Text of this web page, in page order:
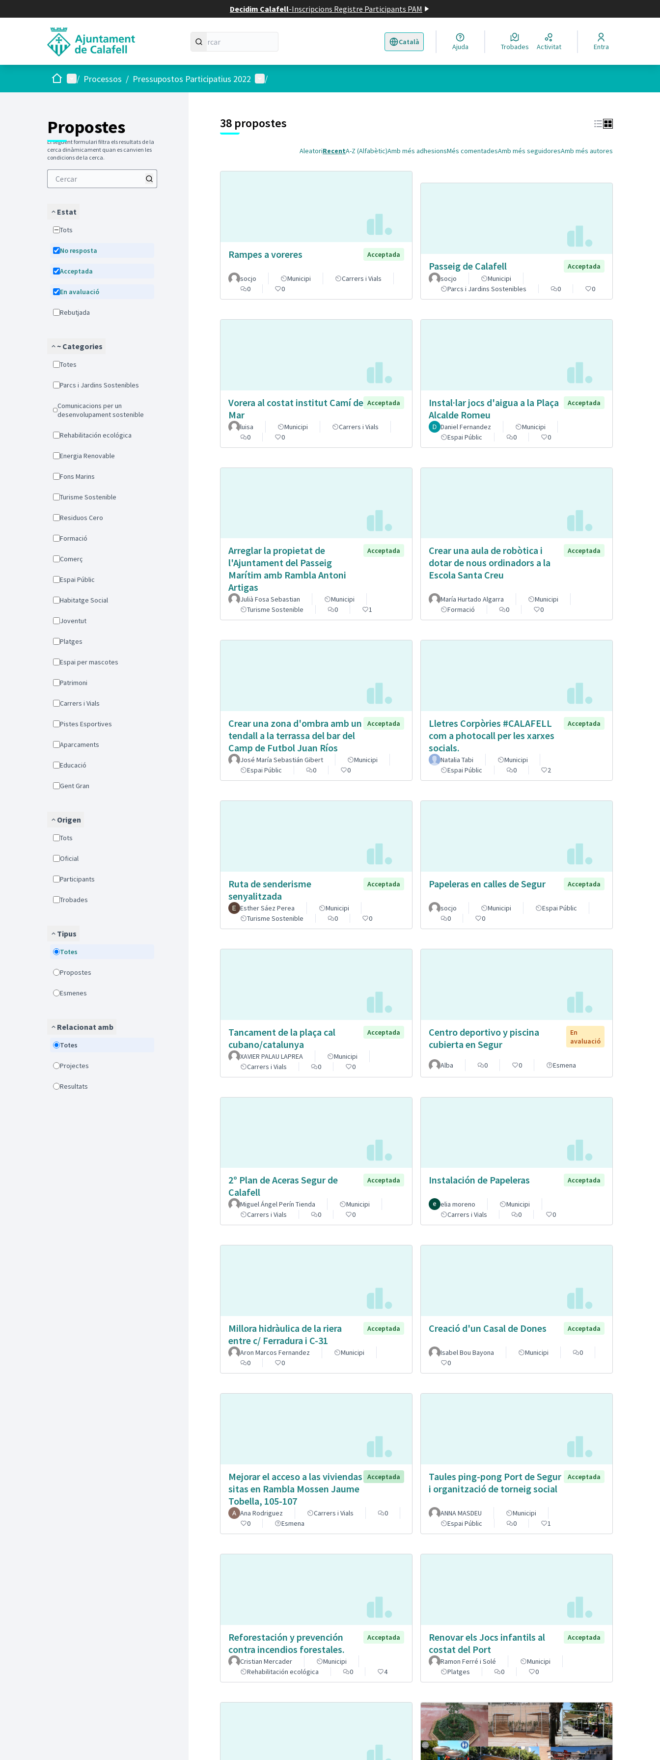
Decidim Calafell-Inscripcions Registre Participants PAM
Català
Triar la llengua Elegir el idioma
Ajuda Trobades Activitat Entra
Inici Menú principal
/ Processos / Pressupostos Participatius 2022 Menú d'usuari
/
Propostes
El següent formulari filtra els resultats de la
cerca dinàmicament quan es canvien les
condicions de la cerca.
Estat
Tots
No resposta
Acceptada
En avaluació
Rebutjada
~ Categories
Totes
Parcs i Jardins Sostenibles
Comunicacions per un
desenvolupament sostenible
Rehabilitación ecológica
Energia Renovable
Fons Marins
Turisme Sostenible
Residuos Cero
Formació
Comerç
Espai Públic
Habitatge Social
Joventut
Platges
Espai per mascotes
Patrimoni
Carrers i Vials
Pistes Esportives
Aparcaments
Educació
Gent Gran
Origen
Tots
Oficial
Participants
Trobades
Tipus
Totes
Propostes
Esmenes
Relacionat amb
Totes
Projectes
Resultats
38 propostes
AleatoriRecentA-Z (Alfabètic)Amb més adhesionsMés comentadesAmb més seguidoresAmb més autores
Rampes a voreres Acceptada
socjo Municipi
Carrers i Vials
0
0
Passeig de Calafell
Acceptada
socjo
Municipi
Parcs i Jardins Sostenibles
0 0
Vorera al costat institut Camí de
Mar
Acceptada
luisa Municipi
Carrers i Vials
0
0
Instal·lar jocs d'aigua a la Plaça
Alcalde Romeu
Acceptada
Daniel Fernandez
Municipi
Espai Públic
0 0
Arreglar la propietat de
l'Ajuntament del Passeig
Marítim amb Rambla Antoni
Artigas
Acceptada
Julià Fosa Sebastian
Municipi
Turisme Sostenible
0 1
Crear una aula de robòtica i
dotar de nous ordinadors a la
Escola Santa Creu
Acceptada
María Hurtado Algarra
Municipi
Formació
0 0
Crear una zona d'ombra amb un
tendall a la terrassa del bar del
Camp de Futbol Juan Ríos
Acceptada
José María Sebastián Gibert
Municipi
Espai Públic
0 0
Lletres Corpòries #CALAFELL
com a photocall per les xarxes
socials.
Acceptada
Natalia Tabi
Municipi
Espai Públic
0 2
Ruta de senderisme
senyalitzada
Acceptada
Esther Sáez Perea
Municipi
Turisme Sostenible
0 0
Papeleras en calles de Segur Acceptada
socjo Municipi
Espai Públic
0
0
Tancament de la plaça cal
cubano/catalunya
Acceptada
XAVIER PALAU LAPREA
Municipi
Carrers i Vials
0 0
Centro deportivo y piscina
cubierta en Segur
En
avaluació
Alba 0 0 Esmena
2º Plan de Aceras Segur de
Calafell
Acceptada
Miguel Ángel Perín Tienda
Municipi
Carrers i Vials
0 0
Instalación de Papeleras Acceptada
elia moreno
Municipi
Carrers i Vials
0 0
Millora hidràulica de la riera
entre c/ Ferradura i C-31
Acceptada
Aron Marcos Fernandez
Municipi
0
0
Creació d'un Casal de Dones Acceptada
Isabel Bou Bayona Municipi
0
0
Mejorar el acceso a las viviendas
sitas en Rambla Mossen Jaume
Tobella, 105-107
Acceptada
Ana Rodriguez Carrers i Vials
0
0
Esmena
Taules ping-pong Port de Segur
i organització de torneig social
Acceptada
ANNA MASDEU
Municipi
Espai Públic
0 1
Reforestación y prevención
contra incendios forestales.
Acceptada
Cristian Mercader
Municipi
Rehabilitación ecológica
0 4
Renovar els Jocs infantils al
costat del Port
Acceptada
Ramon Ferré i Solé
Municipi
Platges
0 0